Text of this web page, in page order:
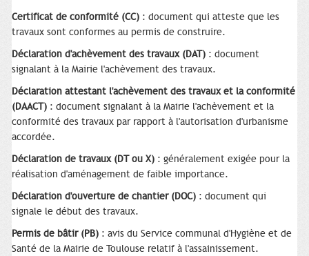
Certificat de conformité (CC) : document qui atteste que les
travaux sont conformes au permis de construire.
Déclaration d'achèvement des travaux (DAT) : document
signalant à la Mairie l'achèvement des travaux.
Déclaration attestant l'achèvement des travaux et la conformité
(DAACT) : document signalant à la Mairie l'achèvement et la
conformité des travaux par rapport à l'autorisation d'urbanisme
accordée.
Déclaration de travaux (DT ou X) : généralement exigée pour la
réalisation d'aménagement de faible importance.
Déclaration d'ouverture de chantier (DOC) : document qui
signale le début des travaux.
Permis de bâtir (PB) : avis du Service communal d'Hygiène et de
Santé de la Mairie de Toulouse relatif à l'assainissement.